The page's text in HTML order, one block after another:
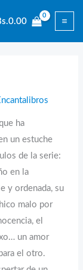
0.00
ha
un estuche
de la serie:
en la
y ordenada, su
malo por
el
un amor
el otro.